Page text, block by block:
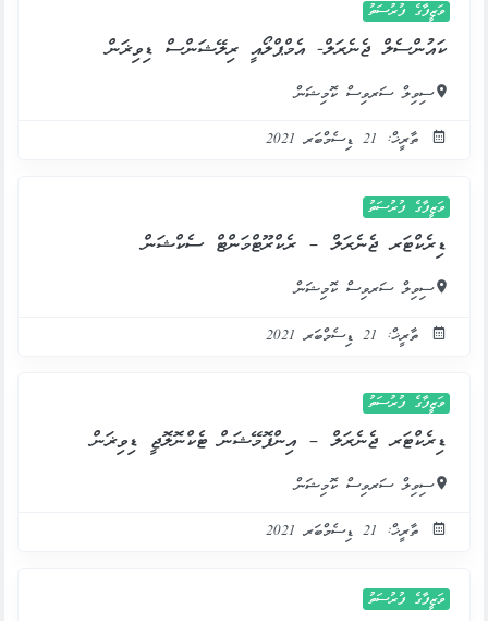
ވަޒީފާގެ ފުރުސަތު
ކައުންސެލް ޖެނެރަލް- އެމްޕްލޯއީ ރިލޭޝަންސް ޑިވިޜަން
ސިވިލް ސަރވިސް ކޮމިޝަން
ތާރީޚް: 21 ޑިސެމްބަރ 2021
ވަޒީފާގެ ފުރުސަތު
ޑިރެކްޓަރ ޖެނެރަލް – ރެކްރޫޓްމަންޓް ސެކްޝަން
ސިވިލް ސަރވިސް ކޮމިޝަން
ތާރީޚް: 21 ޑިސެމްބަރ 2021
ވަޒީފާގެ ފުރުސަތު
ޑިރެކްޓަރ ޖެނެރަލް – އިންފޮމޭޝަން ޓެކްނޮލޮޖީ ޑިވިޜަން
ސިވިލް ސަރވިސް ކޮމިޝަން
ތާރީޚް: 21 ޑިސެމްބަރ 2021
ވަޒީފާގެ ފުރުސަތު